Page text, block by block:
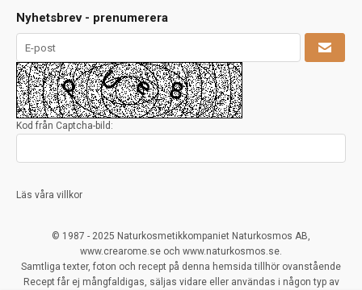
Nyhetsbrev - prenumerera
Kod från Captcha-bild:
Läs våra villkor
© 1987 - 2025 Naturkosmetikkompaniet Naturkosmos AB,
www.crearome.se och www.naturkosmos.se.
Samtliga texter, foton och recept på denna hemsida tillhör ovanstående
Recept får ej mångfaldigas, säljas vidare eller användas i någon typ av